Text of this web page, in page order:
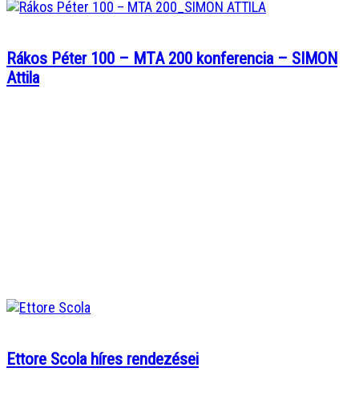
Rákos Péter 100 – MTA 200 konferencia – SIMON
Attila
Ettore Scola híres rendezései